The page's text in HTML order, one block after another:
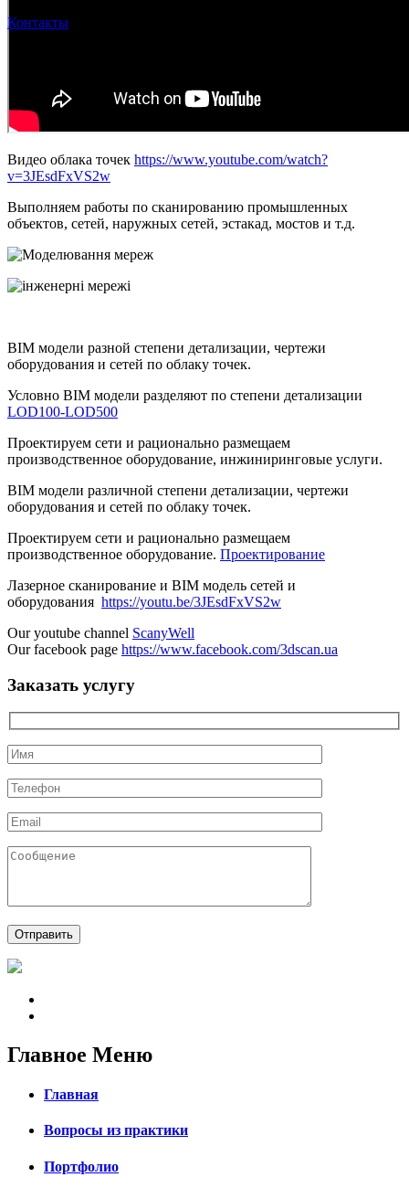
Контакты
Видео облака точек https://www.youtube.com/watch?
v=3JEsdFxVS2w
Выполняем работы по сканированию промышленных
объектов, сетей, наружных сетей, эстакад, мостов и т.д.
BIM модели разной степени детализации, чертежи
оборудования и сетей по облаку точек.
Условно BIM модели разделяют по степени детализации
LOD100-LOD500
Проектируем сети и рационально размещаем
производственное оборудование, инжиниринговые услуги.
BIM модели различной степени детализации, чертежи
оборудования и сетей по облаку точек.
Проектируем сети и рационально размещаем
производственное оборудование. Проектирование
Лазерное сканирование и BIM модель сетей и
оборудования https://youtu.be/3JEsdFxVS2w
Our youtube channel ScanyWell
Our facebook page https://www.facebook.com/3dscan.ua
Заказать услугу
Главное Меню
Главная
Вопросы из практики
Портфолио